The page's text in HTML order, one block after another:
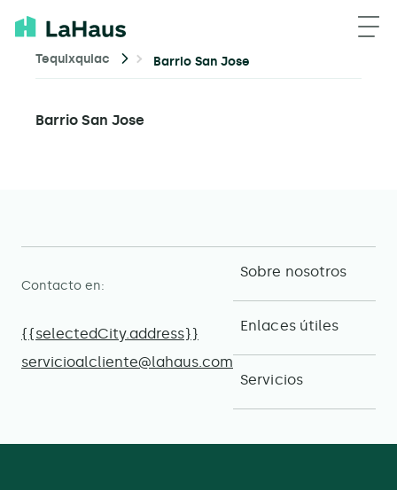
Tequixquiac Barrio San Jose
Barrio San Jose
Contacto en:
{{selectedCity.address}}
servicioalcliente@lahaus.com
Sobre nosotros
Enlaces útiles
Servicios